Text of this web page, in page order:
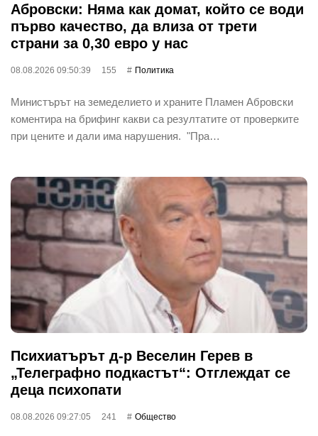
Абровски: Няма как домат, който се води
първо качество, да влиза от трети
страни за 0,30 евро у нас
08.08.2026 09:50:39 155 Политика
Министърът на земеделието и храните Пламен Абровски
коментира на брифинг какви са резултатите от проверките
при цените и дали има нарушения. "Пра…
Психиатърът д-р Веселин Герев в
„Телеграфно подкастът“: Отглеждат се
деца психопати
08.08.2026 09:27:05 241 Общество